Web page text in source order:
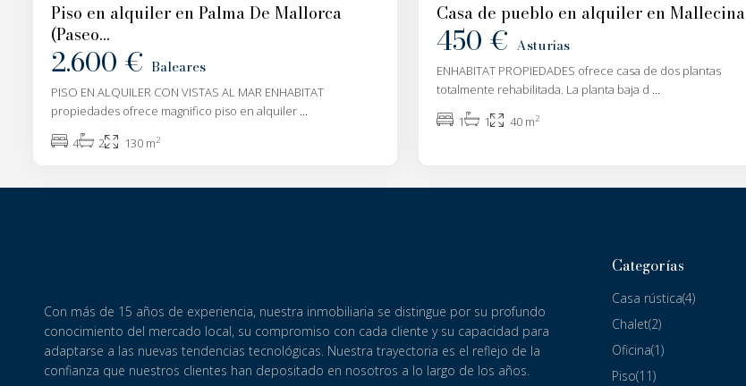
Piso en alquiler en Palma De Mallorca
(Paseo...
2.600 € Baleares
PISO EN ALQUILER CON VISTAS AL MAR ENHABITAT
propiedades ofrece magnifico piso en alquiler ...
4
2 130 m2
Casa de pueblo en alquiler en Mallecina
450 €Asturias
ENHABITAT PROPIEDADES ofrece casa de dos plantas
totalmente rehabilitada. La planta baja d ...
1
1 40 m2
Con más de 15 años de experiencia, nuestra inmobiliaria se distingue por su profundo
conocimiento del mercado local, su compromiso con cada cliente y su capacidad para
adaptarse a las nuevas tendencias tecnológicas. Nuestra trayectoria es el reflejo de la
confianza que nuestros clientes han depositado en nosotros a lo largo de los años.
Categorías
Casa rústica(4)
Chalet(2)
Oficina(1)
Piso(11)